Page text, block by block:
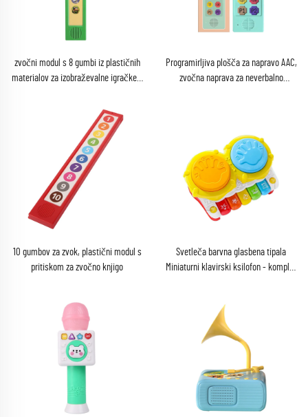
zvočni modul s 8 gumbi iz plastičnih
materialov za izobraževalne igračke –
Programirljiva plošča za napravo AAC,
zvočna naprava za neverbalno
10 gumbov za zvok, plastični modul s
pritiskom za zvočno knjigo
Svetleča barvna glasbena tipala
Miniaturni klavirski ksilofon - komplet